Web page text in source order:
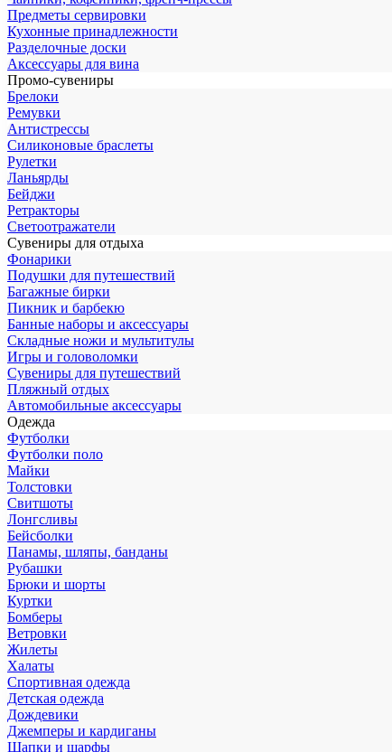
Предметы сервировки
Кухонные принадлежности
Разделочные доски
Аксессуары для вина
Промо-сувениры
Брелоки
Ремувки
Антистрессы
Силиконовые браслеты
Рулетки
Ланьярды
Бейджи
Ретракторы
Светоотражатели
Сувениры для отдыха
Фонарики
Подушки для путешествий
Багажные бирки
Пикник и барбекю
Банные наборы и аксессуары
Складные ножи и мультитулы
Игры и головоломки
Сувениры для путешествий
Пляжный отдых
Автомобильные аксессуары
Одежда
Футболки
Футболки поло
Майки
Толстовки
Свитшоты
Лонгсливы
Бейсболки
Панамы, шляпы, банданы
Рубашки
Брюки и шорты
Куртки
Бомберы
Ветровки
Жилеты
Халаты
Спортивная одежда
Детская одежда
Дождевики
Джемперы и кардиганы
Шапки и шарфы